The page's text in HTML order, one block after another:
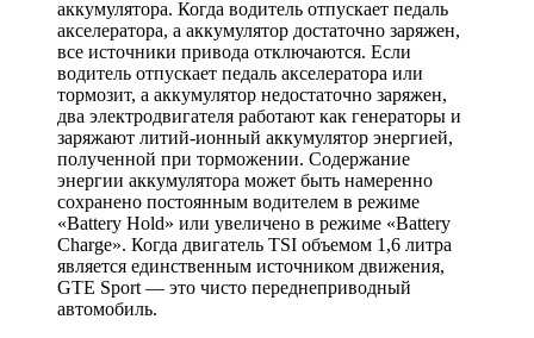
аккумулятора. Когда водитель отпускает педаль
акселератора, а аккумулятор достаточно заряжен,
все источники привода отключаются. Если
водитель отпускает педаль акселератора или
тормозит, а аккумулятор недостаточно заряжен,
два электродвигателя работают как генераторы и
заряжают литий-ионный аккумулятор энергией,
полученной при торможении. Содержание
энергии аккумулятора может быть намеренно
сохранено постоянным водителем в режиме
«Battery Hold» или увеличено в режиме «Battery
Charge». Когда двигатель TSI объемом 1,6 литра
является единственным источником движения,
GTE Sport — это чисто переднеприводный
автомобиль.